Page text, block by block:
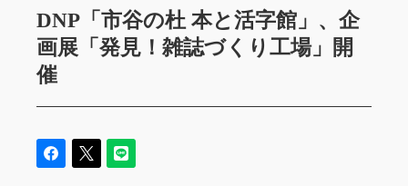
DNP「市谷の杜 本と活字館」、企
画展「発見！雑誌づくり工場」開
催